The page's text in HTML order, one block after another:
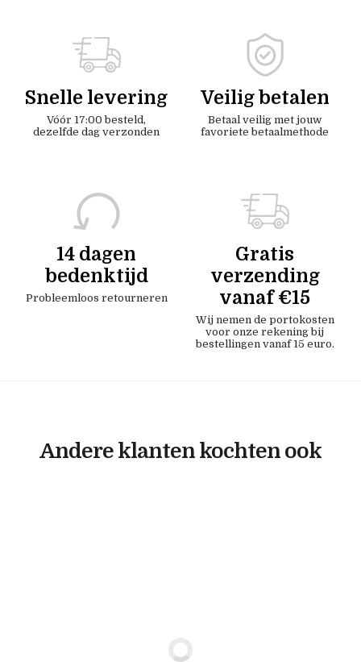
Snelle levering
Vóór 17:00 besteld,
dezelfde dag verzonden
Veilig betalen
Betaal veilig met jouw
favoriete betaalmethode
14 dagen
bedenktijd
Probleemloos retourneren
Gratis
verzending
vanaf €15
Wij nemen de portokosten
voor onze rekening bij
bestellingen vanaf 15 euro.
Andere klanten kochten ook